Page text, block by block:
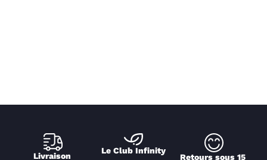
Livraison
Le Club Infinity
Retours sous 15